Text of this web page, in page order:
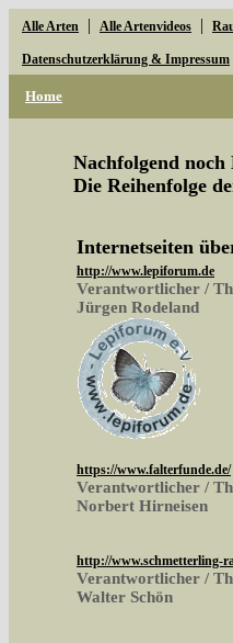
Alle Arten | Alle Artenvideos |
Datenschutzerklärung & Impressum
Home
Nachfolgend
Die Reihenfolge
Internetseiten
http://www.lepiforum.de
Verantwortlicher /
Jürgen Rodeland
https://www.falterfunde.de/
Verantwortlicher /
Norbert Hirneisen
http://www.schmetterling-
Verantwortlicher /
Walter Schön